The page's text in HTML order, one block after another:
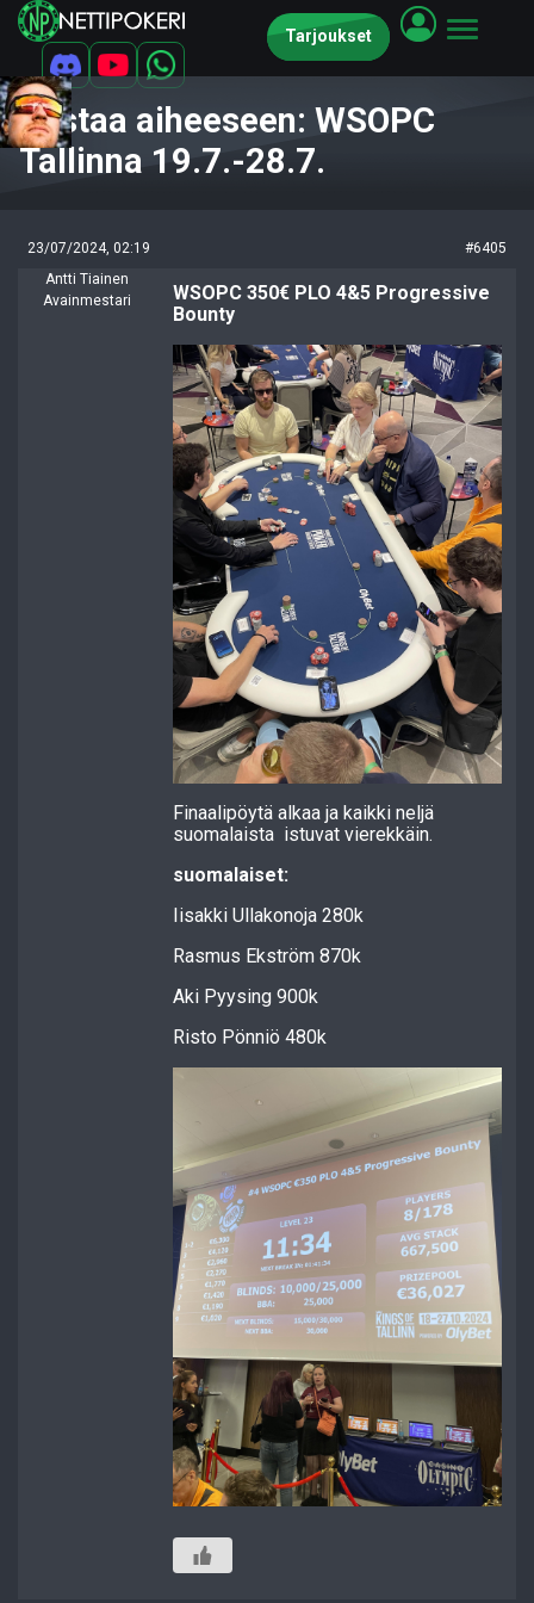
Tarjoukset
Vastaa aiheeseen: WSOPC
Tallinna 19.7.-28.7.
23/07/2024, 02:19
#6405
Antti Tiainen
Avainmestari
WSOPC 350€ PLO 4&5 Progressive
Bounty
Finaalipöytä alkaa ja kaikki neljä
suomalaista istuvat vierekkäin.
suomalaiset:
Iisakki Ullakonoja 280k
Rasmus Ekström 870k
Aki Pyysing 900k
Risto Pönniö 480k